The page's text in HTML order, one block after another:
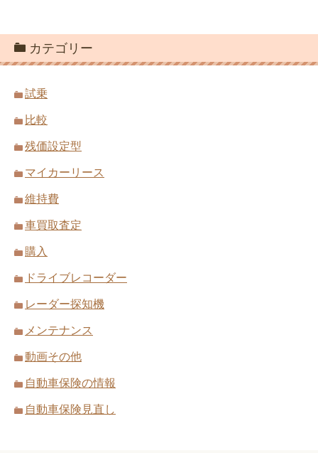
カテゴリー
試乗
比較
残価設定型
マイカーリース
維持費
車買取査定
購入
ドライブレコーダー
レーダー探知機
メンテナンス
動画その他
自動車保険の情報
自動車保険見直し